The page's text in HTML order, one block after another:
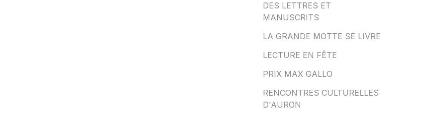
DES LETTRES ET
MANUSCRITS
LA GRANDE MOTTE SE LIVRE
LECTURE EN FÊTE
PRIX MAX GALLO
RENCONTRES CULTURELLES
D'AURON